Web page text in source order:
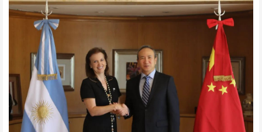
驻阿根廷大使王卫拜会阿新任外长
蒙迪诺